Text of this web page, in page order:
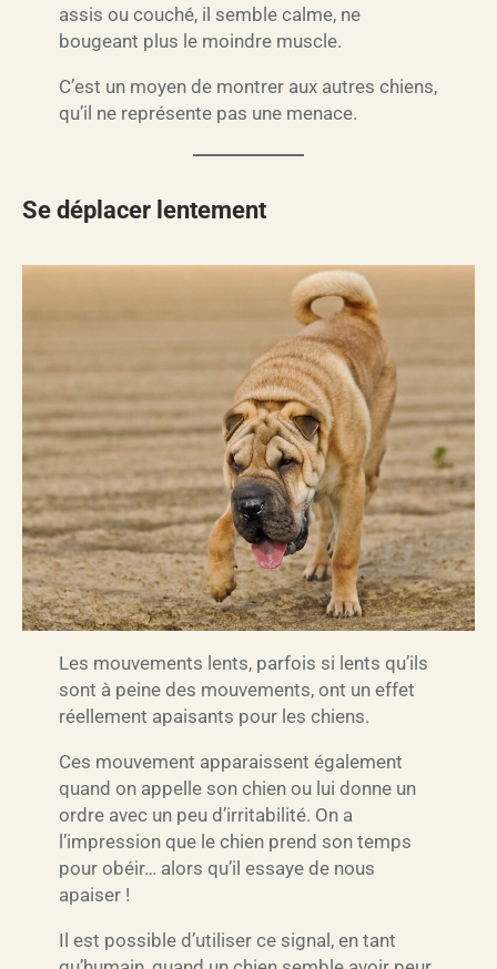
assis ou couché, il semble calme, ne
bougeant plus le moindre muscle.
C’est un moyen de montrer aux autres chiens,
qu’il ne représente pas une menace.
Se déplacer lentement
Les mouvements lents, parfois si lents qu’ils
sont à peine des mouvements, ont un effet
réellement apaisants pour les chiens.
Ces mouvement apparaissent également
quand on appelle son chien ou lui donne un
ordre avec un peu d’irritabilité. On a
l’impression que le chien prend son temps
pour obéir… alors qu’il essaye de nous
apaiser !
Il est possible d’utiliser ce signal, en tant